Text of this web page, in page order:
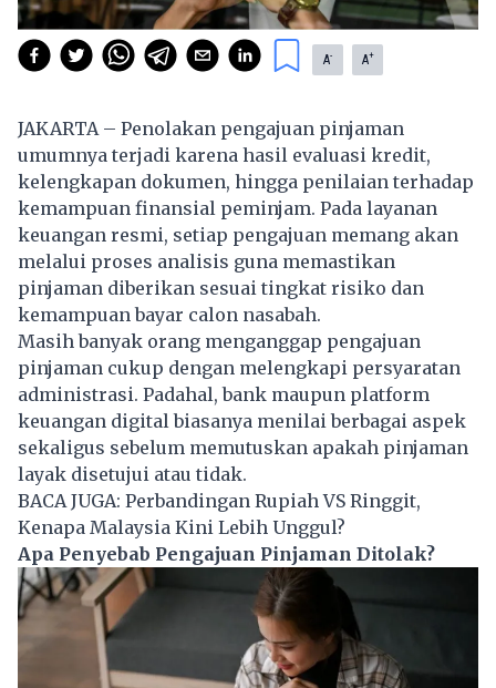
A- A+
JAKARTA – Penolakan pengajuan pinjaman
umumnya terjadi karena hasil evaluasi kredit,
kelengkapan dokumen, hingga penilaian terhadap
kemampuan finansial peminjam. Pada layanan
keuangan resmi, setiap pengajuan memang akan
melalui proses analisis guna memastikan
pinjaman diberikan sesuai tingkat risiko dan
kemampuan bayar calon nasabah.
Masih banyak orang menganggap pengajuan
pinjaman cukup dengan melengkapi persyaratan
administrasi. Padahal, bank maupun platform
keuangan digital biasanya menilai berbagai aspek
sekaligus sebelum memutuskan apakah pinjaman
layak disetujui atau tidak.
BACA JUGA: Perbandingan Rupiah VS Ringgit,
Kenapa Malaysia Kini Lebih Unggul?
Apa Penyebab Pengajuan Pinjaman Ditolak?